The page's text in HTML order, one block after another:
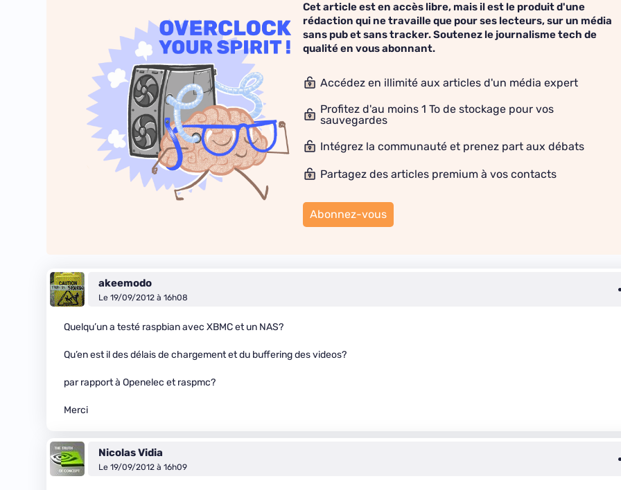
Cet article est en accès libre, mais il est le produit d'une
rédaction qui ne travaille que pour ses lecteurs, sur un média
sans pub et sans tracker. Soutenez le journalisme tech de
qualité en vous abonnant.
Accédez en illimité aux articles d'un média expert
Profitez d'au moins 1 To de stockage pour vos
sauvegardes
Intégrez la communauté et prenez part aux débats
Partagez des articles premium à vos contacts
Abonnez-vous
akeemodo
Le 19/09/2012 à 16h08
Quelqu’un a testé raspbian avec XBMC et un NAS?
Qu’en est il des délais de chargement et du buffering des videos?
par rapport à Openelec et raspmc?
Merci
Nicolas Vidia
Le 19/09/2012 à 16h09